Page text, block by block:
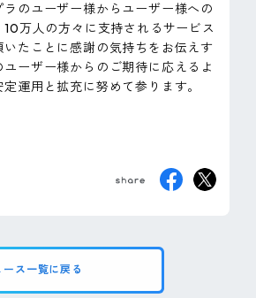
のユーザー様からユーザー様への
10万人の方々に支持されるサービス
たことに感謝の気持ちをお伝えす
ユーザー様からのご期待に応えるよ
運用と拡充に努めて参ります。
ース一覧に戻る